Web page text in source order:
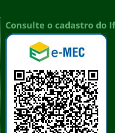
Consulte o cadastro do